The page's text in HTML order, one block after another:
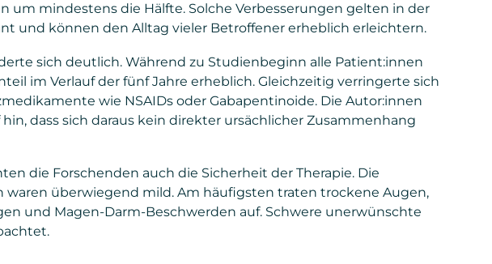
um mindestens die Hälfte. Solche Verbesserungen gelten in der
und können den Alltag vieler Betroffener erheblich erleichtern.
sich deutlich. Während zu Studienbeginn alle Patient:innen
im Verlauf der fünf Jahre erheblich. Gleichzeitig verringerte sich
wie NSAIDs oder Gabapentinoide. Die Autor:innen
dass sich daraus kein direkter ursächlicher Zusammenhang
die Forschenden auch die Sicherheit der Therapie. Die
überwiegend mild. Am häufigsten traten trockene Augen,
und Magen-Darm-Beschwerden auf. Schwere unerwünschte